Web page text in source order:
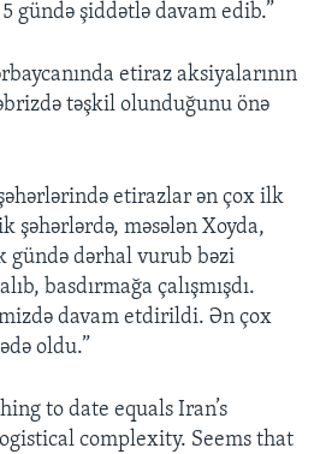
şiddətlə davam edib.”
etiraz aksiyalarının
təşkil olunduğunu önə
etirazlar ən çox ilk
şəhərlərdə, məsələn Xoyda,
gündə dərhal vurub bəzi
basdırmağa çalışmışdı.
davam etdirildi. Ən çox
oldu.”
to date equals Iran’s
complexity. Seems that